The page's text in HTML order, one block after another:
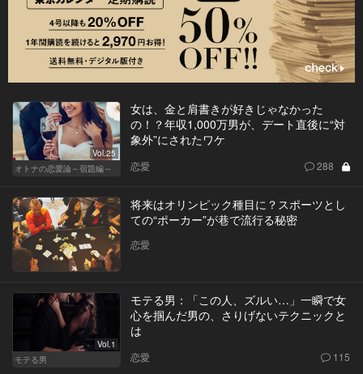
Vol.25
オトナの恋愛論～宿題編～
女は、金と肩書きが好きじゃなかった
の！？年収1,000万男が、デート直後に“対
象外”にされたワケ
恋愛 288
将来はオリンピック種目に？スポーツとし
ての“ポーカー”が巷で流行る秘密
恋愛
Vol.1
モテる男
モテる男：「この人、ズルい…」一瞬で女
心を掴んだ男の、さりげないテクニックと
は
恋愛 115